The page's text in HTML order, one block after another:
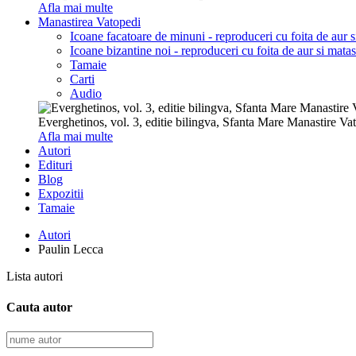
Afla mai multe
Manastirea Vatopedi
Icoane facatoare de minuni - reproduceri cu foita de aur
Icoane bizantine noi - reproduceri cu foita de aur si
Tamaie
Carti
Audio
Everghetinos, vol. 3, editie bilingva, Sfanta Mare Manastire
Afla mai multe
Autori
Edituri
Blog
Expozitii
Tamaie
Autori
Paulin Lecca
Lista autori
Cauta autor